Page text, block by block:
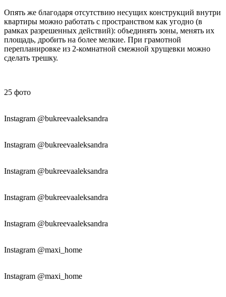
Опять же благодаря отсутствию несущих конструкций внутри
квартиры можно работать с пространством как угодно (в
рамках разрешенных действий): объединять зоны, менять их
площадь, дробить на более мелкие. При грамотной
перепланировке из 2-комнатной смежной хрущевки можно
сделать трешку.
25 фото
Instagram @bukreevaaleksandra
Instagram @bukreevaaleksandra
Instagram @bukreevaaleksandra
Instagram @bukreevaaleksandra
Instagram @bukreevaaleksandra
Instagram @maxi_home
Instagram @maxi_home